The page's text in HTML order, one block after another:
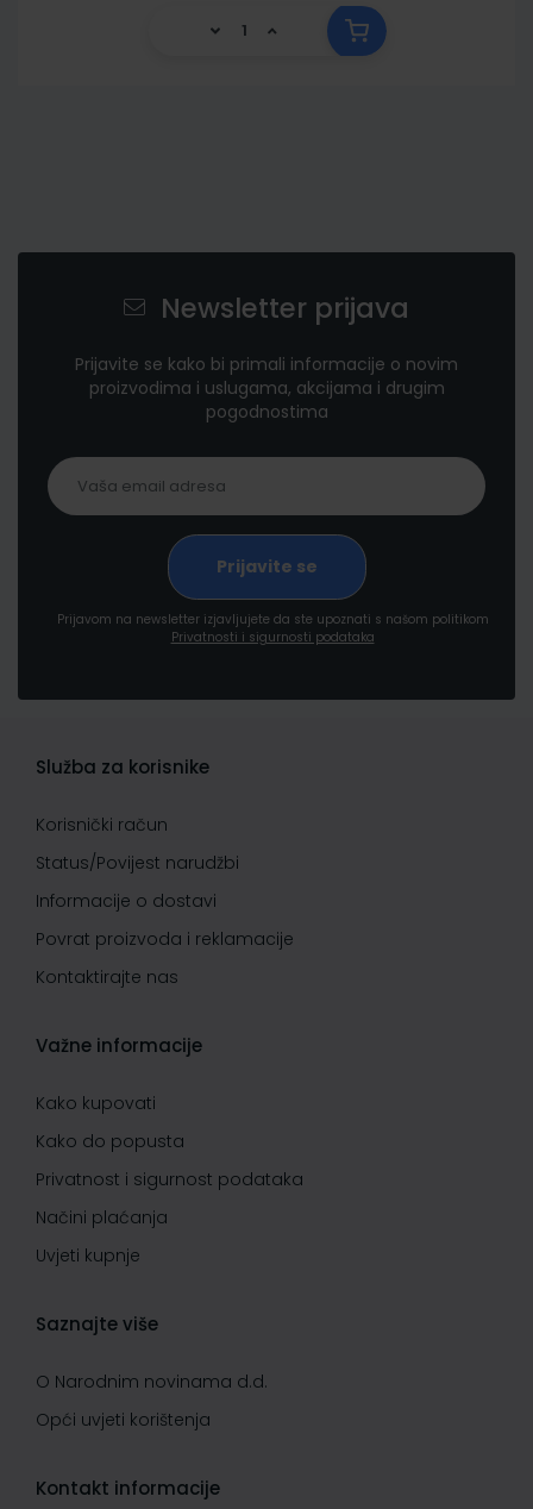
Newsletter prijava
Prijavite se kako bi primali informacije o novim
proizvodima i uslugama, akcijama i drugim
pogodnostima
Prijavom na newsletter izjavljujete da ste upoznati s našom politikom
Privatnosti i sigurnosti podataka
Služba za korisnike
Korisnički račun
Status/Povijest narudžbi
Informacije o dostavi
Povrat proizvoda i reklamacije
Kontaktirajte nas
Važne informacije
Kako kupovati
Kako do popusta
Privatnost i sigurnost podataka
Načini plaćanja
Uvjeti kupnje
Saznajte više
O Narodnim novinama d.d.
Opći uvjeti korištenja
Kontakt informacije